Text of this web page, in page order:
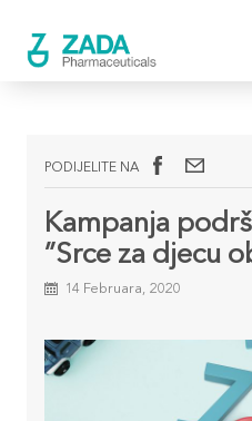
PODIJELITE NA
Kampanja
”Srce za djecu
14 Februara, 2020